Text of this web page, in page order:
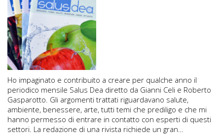
Ho impaginato e contribuito a creare per qualche anno il
periodico mensile Salus Dea diretto da Gianni Celi e Roberto
Gasparotto. Gli argomenti trattati riguardavano salute,
ambiente, benessere, arte, tutti temi che prediligo e che mi
hanno permesso di entrare in contatto con esperti di questi
settori. La redazione di una rivista richiede un gran…